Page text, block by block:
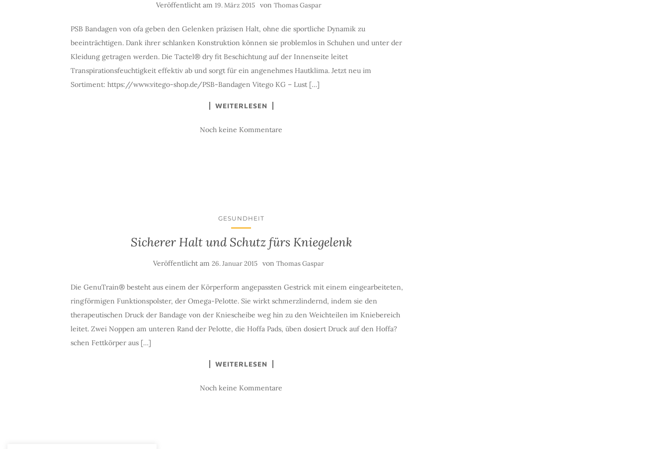
Veröffentlicht am 19. März 2015 von Thomas Gaspar
PSB Bandagen von ofa geben den Gelenken präzisen Halt, ohne die sportliche Dynamik zu
beeinträchtigen. Dank ihrer schlanken Konstruktion können sie problemlos in Schuhen und unter der
Kleidung getragen werden. Die Tactel® dry fit Beschichtung auf der Innenseite leitet
Transpirationsfeuchtigkeit effektiv ab und sorgt für ein angenehmes Hautklima. Jetzt neu im
Sortiment: https://www.vitego-shop.de/PSB-Bandagen Vitego KG – Lust […]
WEITERLESEN
Noch keine Kommentare
GESUNDHEIT
Sicherer Halt und Schutz fürs Kniegelenk
Veröffentlicht am26. Januar 2015 vonThomas Gaspar
Die GenuTrain® besteht aus einem der Körperform angepassten Gestrick mit einem eingearbeiteten,
ringförmigen Funktionspolster, der Omega-Pelotte. Sie wirkt schmerzlindernd, indem sie den
therapeutischen Druck der Bandage von der Kniescheibe weg hin zu den Weichteilen im Kniebereich
leitet. Zwei Noppen am unteren Rand der Pelotte, die Hoffa Pads, üben dosiert Druck auf den Hoffa?
schen Fettkörper aus […]
WEITERLESEN
Noch keine Kommentare